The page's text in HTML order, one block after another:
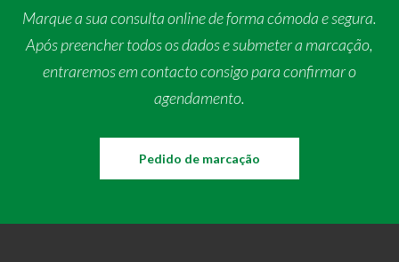
Marque a sua consulta online de forma cómoda e segura.
Após preencher todos os dados e submeter a marcação,
entraremos em contacto consigo para confirmar o
agendamento.
Pedido de marcação